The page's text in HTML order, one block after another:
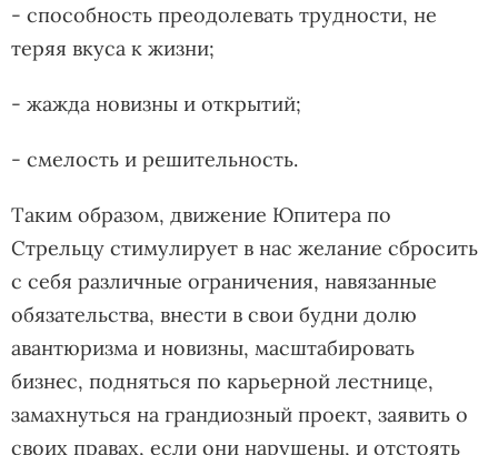
- способность преодолевать трудности, не
теряя вкуса к жизни;
- жажда новизны и открытий;
- смелость и решительность.
Таким образом, движение Юпитера по
Стрельцу стимулирует в нас желание сбросить
с себя различные ограничения, навязанные
обязательства, внести в свои будни долю
авантюризма и новизны, масштабировать
бизнес, подняться по карьерной лестнице,
замахнуться на грандиозный проект, заявить о
своих правах, если они нарушены, и отстоять